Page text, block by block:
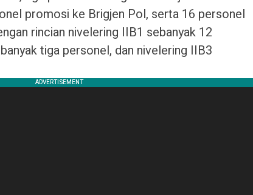
promosi ke Brigjen Pol, serta 16 personel
rincian nivelering IIB1 sebanyak 12
tiga personel, dan nivelering IIB3